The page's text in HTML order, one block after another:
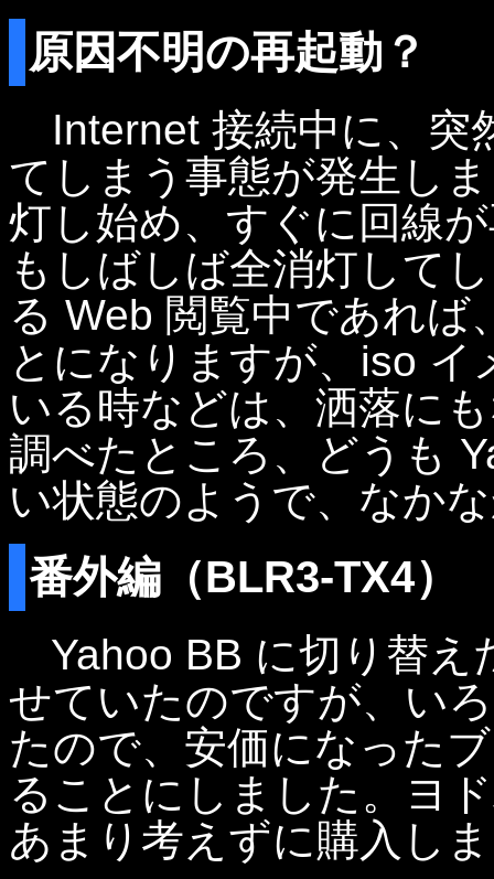
原因不明の再起動？
Internet 接続中に、突
てしまう事態が発生し
灯し始め、すぐに回線
もしばしば全消灯して
る Web 閲覧中であれ
とになりますが、iso
いる時などは、洒落に
調べたところ、どうも
い状態のようで、なか
番外編（BLR3-TX4）
Yahoo BB に切り替え
せていたのですが、い
たので、安価になった
ることにしました。ヨ
あまり考えずに購入し